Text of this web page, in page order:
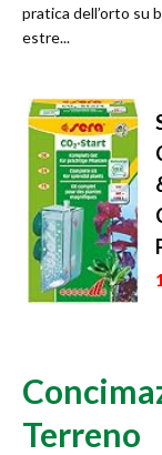
pratica dell’orto su
estre...
Terreno